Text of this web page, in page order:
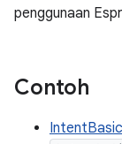
penggunaan
Contoh